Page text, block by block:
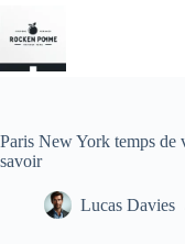
contenu
Paris New York temps de
savoir
Lucas Davies